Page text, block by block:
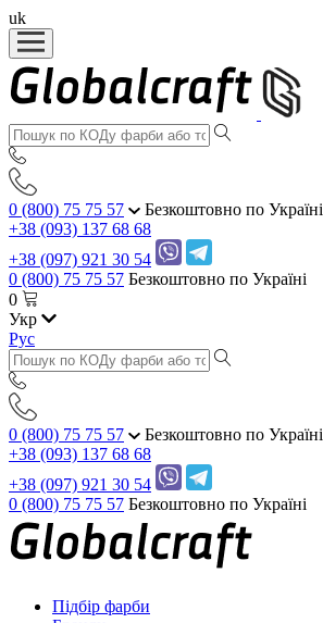
uk
0 (800) 75 75 57
Безкоштовно по Україні
+38 (093) 137 68 68
+38 (097) 921 30 54
0 (800) 75 75 57 Безкоштовно по Україні
0
Укр
Рус
0 (800) 75 75 57
Безкоштовно по Україні
+38 (093) 137 68 68
+38 (097) 921 30 54
0 (800) 75 75 57 Безкоштовно по Україні
Підбір фарби